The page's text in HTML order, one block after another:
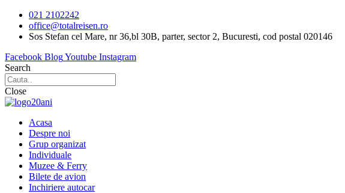
conținut
021 2102242
office@totalreisen.ro
Sos Stefan cel Mare, nr 36,bl 30B, parter, sector 2, Bucuresti, cod postal 020146
Facebook BlogYoutube Instagram
Search
Close
Acasa
Despre noi
Grup organizat
Individuale
Muzee & Ferry
Bilete de avion
Inchiriere autocar